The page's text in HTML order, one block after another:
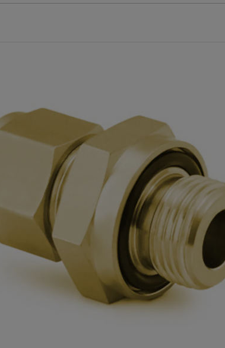
SWAGELOKチューブ継手、O
コネクター、チューブ外径サ
インチ × 7/16-20 Oシール平行
ねじ継手（SAE/MSおねじ）
型番： B-400-1-OR